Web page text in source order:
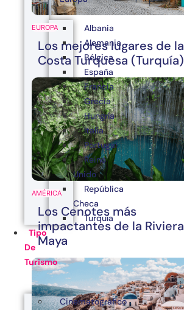
EUROPA
Los mejores lugares de la
Costa Turquesa (Turquía)
AMÉRICA
Los Cenotes más
impactantes de la Riviera
Maya
Albania
Alemania
Bélgica
España
Francia
Grecia
Hungría
Italia
Portugal
Reino
Unido
República
Checa
Turquía
Tipo
De
Turismo
Cinematográfico